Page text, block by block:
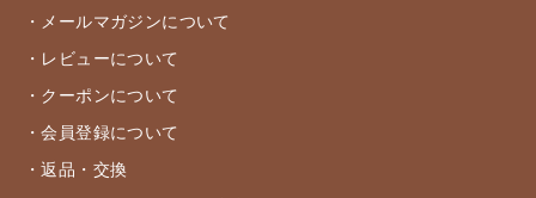
・メールマガジンについて
・レビューについて
・クーポンについて
・会員登録について
・返品・交換